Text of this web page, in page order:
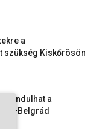
a
szükség Kiskőrösön
a